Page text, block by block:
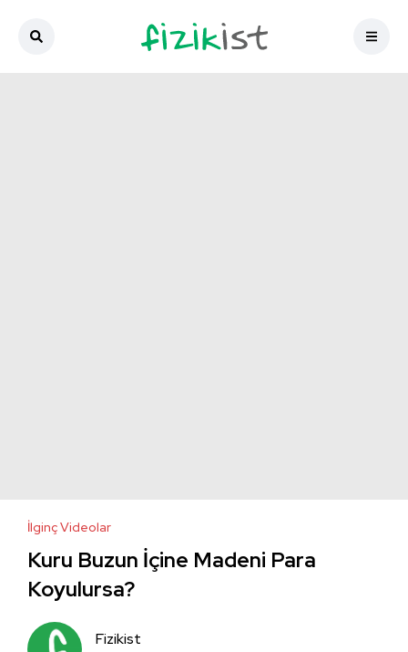
İlginç Videolar
Kuru Buzun İçine Madeni Para
Koyulursa?
Fizikist